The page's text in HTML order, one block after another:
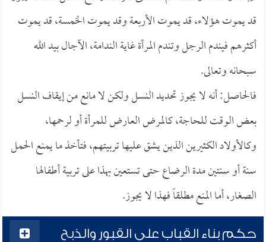
قد يموت هؤلاء، قد يموت الأربعة وقد يموت الخمسة، قد يموت
أكثرهم فيندم الرجل وتندم المرأة غاية الندامة، الآجال بيد الله
سبحانه وتعالى.
فالحاصل: أنه لا يجوز تحديد النسل ولكن لا مانع من إيقاف النسل
بعض الوقت للحاجة، كالمرض العارض للمرأة أو لرحمها،
وكالأولاد الكثيرين الذين يشق عليها تربيتهم، فتأخذ ما يمنع الحمل
سنة أو سنتين مدة الرضاع حتى تستعين بهذا على تربية أطفالها
الصغار، أما المنع مطلقاً فهذا لا يجوز.
حكم بناء القباب على القبور والذبح